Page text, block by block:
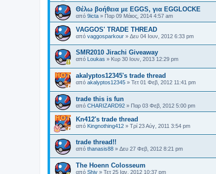
Θέλω βοήθεια με EGGS, για EGGLOCKE
από 9icta » Παρ 09 Μάιος, 2014 4:57 am
VAGGOS' TRADE THREAD
από vaggosparkour » Δευ 04 Ιουν, 2012 6:33 pm
SMR2010 Jirachi Giveaway
από Loukas » Κυρ 30 Ιουν, 2013 12:29 pm
akalyptos12345's trade thread
από akalyptos12345 » Τετ 01 Φεβ, 2012 11:41 pm
trade this is fun
από CHARIZARD92 » Παρ 03 Φεβ, 2012 5:00 pm
Kn412's trade thread
από Kingnothing412 » Τρί 23 Αύγ, 2011 3:54 pm
trade thread!!
από thanasis88 » Δευ 27 Φεβ, 2012 8:21 pm
The Hoenn Colosseum
από Shiv » Τετ 25 Ιαν, 2012 10:37 pm